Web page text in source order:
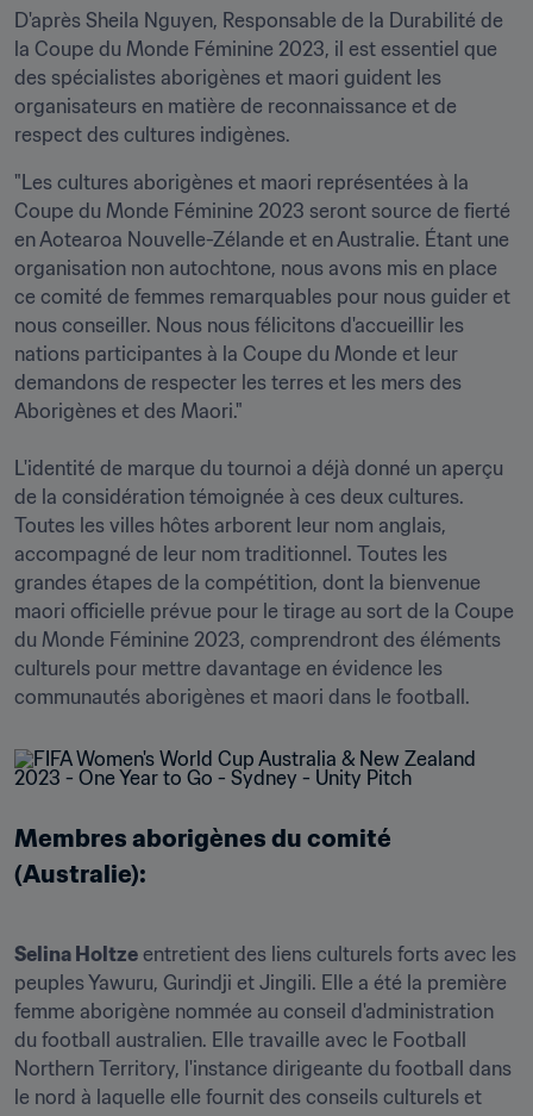
D'après Sheila Nguyen, Responsable de la Durabilité de
la Coupe du Monde Féminine 2023, il est essentiel que
des spécialistes aborigènes et maori guident les
organisateurs en matière de reconnaissance et de
respect des cultures indigènes.
"Les cultures aborigènes et maori représentées à la
Coupe du Monde Féminine 2023 seront source de fierté
en Aotearoa Nouvelle-Zélande et en Australie. Étant une
organisation non autochtone, nous avons mis en place
ce comité de femmes remarquables pour nous guider et
nous conseiller. Nous nous félicitons d'accueillir les
nations participantes à la Coupe du Monde et leur
demandons de respecter les terres et les mers des
Aborigènes et des Maori."
L'identité de marque du tournoi a déjà donné un aperçu
de la considération témoignée à ces deux cultures.
Toutes les villes hôtes arborent leur nom anglais,
accompagné de leur nom traditionnel. Toutes les
grandes étapes de la compétition, dont la bienvenue
maori officielle prévue pour le tirage au sort de la Coupe
du Monde Féminine 2023, comprendront des éléments
culturels pour mettre davantage en évidence les
communautés aborigènes et maori dans le football.
Membres aborigènes du comité
(Australie):
Selina Holtze entretient des liens culturels forts avec les
peuples Yawuru, Gurindji et Jingili. Elle a été la première
femme aborigène nommée au conseil d'administration
du football australien. Elle travaille avec le Football
Northern Territory, l'instance dirigeante du football dans
le nord à laquelle elle fournit des conseils culturels et